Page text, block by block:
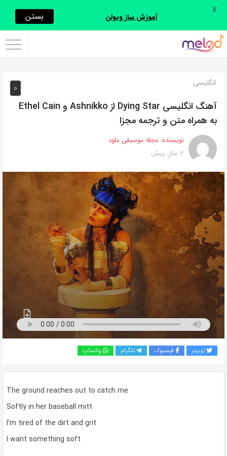
اشتراک
با
روش‌های
زیر
این
صفحه
را
با
دوستان
خود
اشتراک
بگذارید.
لینک
0 انگلیسی
آهنگ انگلیسی Dying Star از Ashnikko و Ethel Cain
به همراه متن و ترجمه مجزا
نویسنده: مجله موسیقی ملود
2 سال پیش
توییتر فیسبوک تلگرام واتساپ
The ground reaches out to catch me
Softly in her baseball mitt
I’m tired of the dirt and grit
I want something soft
آموزش ساز ویولن بستن X